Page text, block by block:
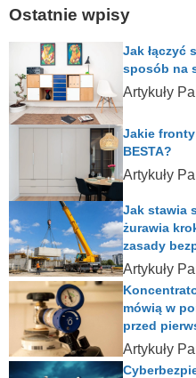
Ostatnie wpisy
Artykuły
Jak łączyć
sposób na
Artykuły
Jakie
BESTA?
Artykuły
Jak stawia
żurawia
zasady
Artykuły
mówią w
przed